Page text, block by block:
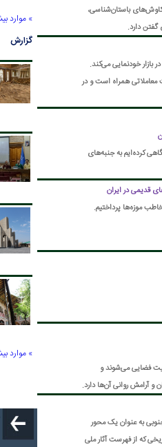
کاوش‌های باستان‌شناسی،
دارد.
بازار خودنمایی می‌کند.
همراه است و در
این هنرمند است؛ نگاهی کرده‌ایم به جنبه‌های
قدیمی در ایران
موزه‌ها پرداختیم.
فضایی می‌شوند و
آرامش روانی آن‌ها دارد.
به عنوان یک محور
که از فهرست آثار ملی
» موارد
گزارش
» موارد